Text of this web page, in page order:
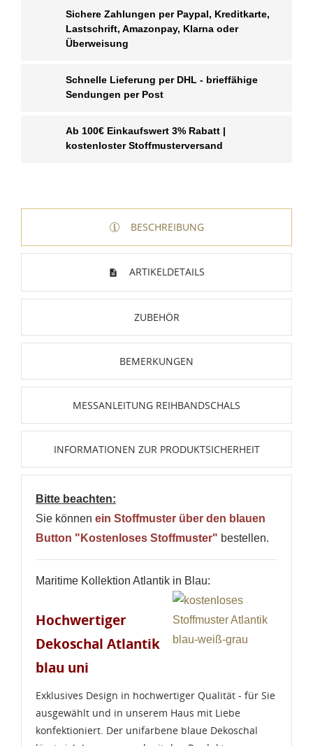
Sichere Zahlungen per Paypal, Kreditkarte,
Lastschrift, Amazonpay, Klarna oder
Überweisung
Schnelle Lieferung per DHL - brieffähige
Sendungen per Post
Ab 100€ Einkaufswert 3% Rabatt |
kostenloster Stoffmusterversand
BESCHREIBUNG
ARTIKELDETAILS
ZUBEHÖR
BEMERKUNGEN
MESSANLEITUNG REIHBANDSCHALS
INFORMATIONEN ZUR PRODUKTSICHERHEIT
Bitte beachten:
Sie können ein Stoffmuster über den blauen
Button "Kostenloses Stoffmuster" bestellen.
Maritime Kollektion Atlantik in Blau:
Hochwertiger
Dekoschal Atlantik
blau uni
Exklusives Design in hochwertiger Qualität - für Sie
ausgewählt und in unserem Haus mit Liebe
konfektioniert. Der unifarbene blaue Dekoschal